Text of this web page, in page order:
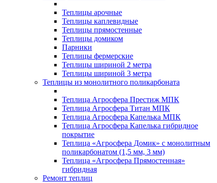
Теплицы арочные
Теплицы каплевидные
Теплицы прямостенные
Теплицы домиком
Парники
Теплицы фермерские
Теплицы шириной 2 метра
Теплицы шириной 3 метра
Теплицы из монолитного поликарбоната
Теплица Агросфера Престиж МПК
Теплица Агросфера Титан МПК
Теплица Агросфера Капелька МПК
Теплица Агросфера Капелька гибридное
покрытие
Теплица «Агросфера Домик» с монолитным
поликарбонатом (1,5 мм, 3 мм)
Теплица «Агросфера Прямостенная»
гибридная
Ремонт теплиц